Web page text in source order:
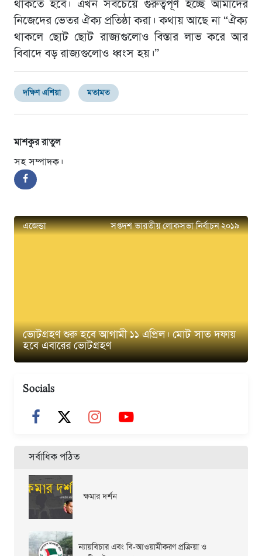
থাকতে হবে। এখন সবচেয়ে গুরুত্বপূর্ণ হচ্ছে আমাদের
নিজেদের ভেতর ঐক্য প্রতিষ্ঠা করা। কথায় আছে না “ঐক্য
থাকলে ছোট ছোট রাজ্যগুলোও বিস্তার লাভ করে আর
বিবাদে বড় রাজ্যগুলোও ধ্বংস হয়।”
দক্ষিণ এশিয়া মতামত
মাশকুর রাতুল
সহ সম্পাদক।
এজেন্ডা সপ্তদশ ভারতীয় লোকসভা নির্বাচন ২০১৯
ভোটগ্রহণ শুরু হবে আগামী ১১ এপ্রিল। মোট সাত দফায়
হবে এবারের ভোটগ্রহণ
Socials
সর্বাধিক পঠিত
ক্ষমার দর্শন
ন্যায়বিচার এবং বি-আওয়ামীকরণ প্রক্রিয়া ও